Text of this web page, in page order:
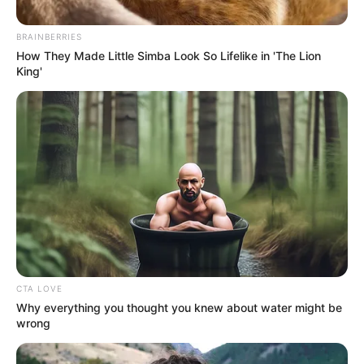
Valora Analitik
Modelo de moto de la marca Suzuki dejaría de venderse
en Colombia
Por: Sara Camila Fajardo Castellanos
Marzo 1, 2024
BRAINBERRIES
How They Made Little Simba Look So Lifelike in 'The Lion
King'
CTA LOVE
Why everything you thought you knew about water might be
wrong